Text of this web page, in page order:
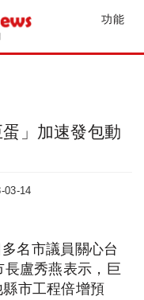
功能
」加速發包動
03-14
名市議員關心台
盧秀燕表示，巨
市工程倍增預